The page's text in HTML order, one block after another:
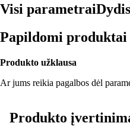
Visi parametrai
Papildomi produktai
Produkto užklausa
Ar jums reikia pagalbos dėl
Produkto